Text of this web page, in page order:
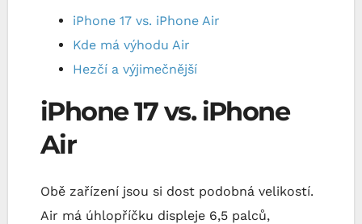
iPhone 17 vs. iPhone Air
Kde má výhodu Air
Hezčí a výjimečnější
iPhone 17 vs. iPhone
Air
Obě zařízení jsou si dost podobná velikostí.
Air má úhlopříčku displeje 6,5 palců,